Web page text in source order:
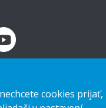
cookies prijať,